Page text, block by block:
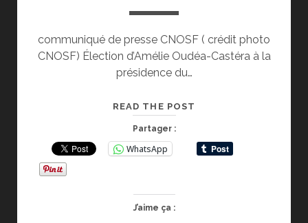
communiqué de presse CNOSF ( crédit photo
CNOSF) Élection d’Amélie Oudéa-Castéra à la
présidence du…
READ THE POST
Partager :
WhatsApp
J’aime ça :